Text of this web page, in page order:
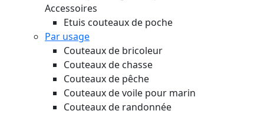
Accessoires
Etuis couteaux de poche
Par usage
Couteaux de bricoleur
Couteaux de chasse
Couteaux de pêche
Couteaux de voile pour marin
Couteaux de randonnée